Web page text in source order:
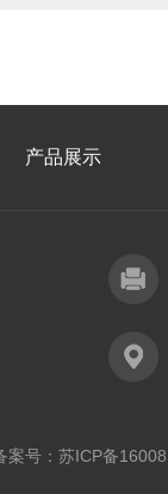
产品展示
号： 苏ICP备